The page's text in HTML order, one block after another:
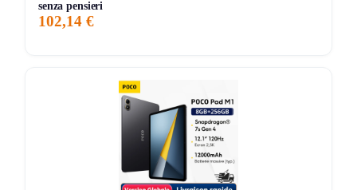
senza pensieri
102,14 €